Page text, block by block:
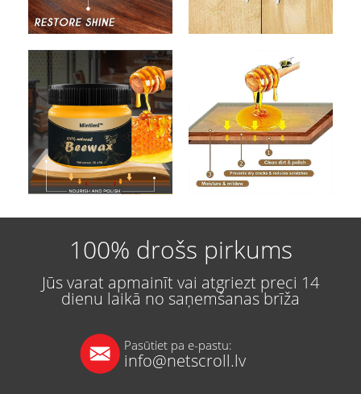
100% drošs pirkums
Jūs varat apmainīt vai atgriezt preci 14
dienu laikā no saņemšanas brīža
Pasūtiet pa e-pastu:
info@netscroll.lv